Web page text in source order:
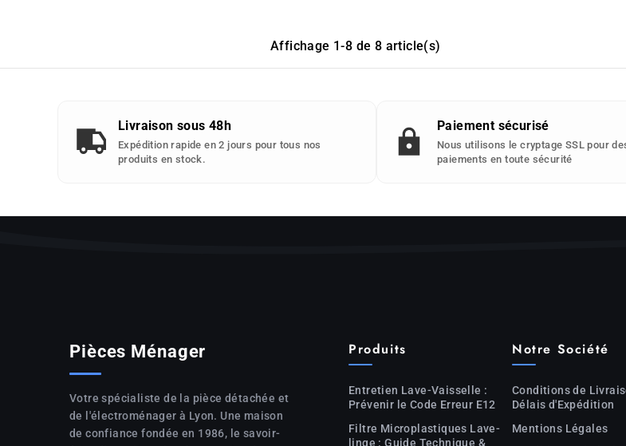
Affichage 1-8 de 8 article(s)
Livraison sous 48h
Expédition rapide en 2 jours pour tous nos
produits en stock.
Paiement sécurisé
Nous utilisons le cryptage SSL pour
paiements en toute sécurité
Pièces Ménager
Votre spécialiste de la pièce détachée et
de l'électroménager à Lyon. Une maison
de confiance fondée en 1986, le savoir-
Produits
Entretien Lave-Vaisselle :
Prévenir le Code Erreur E12
Filtre Microplastiques Lave-
linge : Guide Technique &
Notre Société
Conditions de
Délais d'Expédition
Mentions Légales